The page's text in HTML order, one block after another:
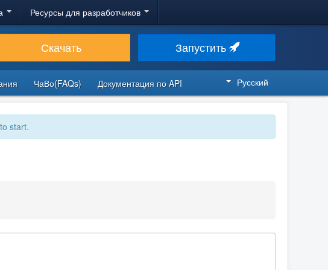
Ресурсы для разработчиков
Скачать Запустить
ЧаВо(FAQs) Документация по API Русский
to start.